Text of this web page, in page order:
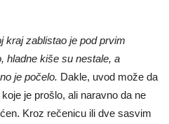
kraj zablistao je pod prvim
hladne kiše su nestale, a
je počelo. Dakle, uvod može da
je prošlo, ali naravno da ne
Kroz rečenicu ili dve sasvim